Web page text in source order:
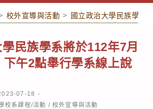
校外宣導與活動 > 國立政治大學民族學系
民族學系將於112年7月
下午2點舉行學系線上說
07-18
校系課程/活動 / 校外宣導與活動